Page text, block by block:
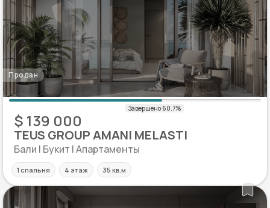
Продан
$ 139 000
TEUS GROUP AMANI MELASTI
Бали | Букит | Апартаменты
1 спальня 4 этаж 35 кв.м